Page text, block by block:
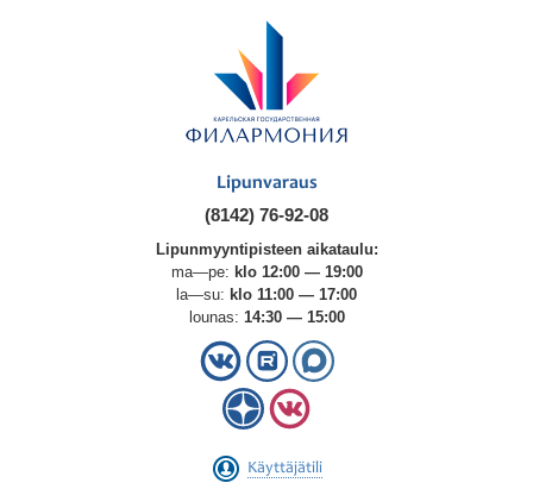
Lipunvaraus
(8142) 76-92-08
Lipunmyyntipisteen aikataulu:
ma—pe: klo 12:00 — 19:00
la—su: klo 11:00 — 17:00
lounas: 14:30 — 15:00
Käyttäjätili